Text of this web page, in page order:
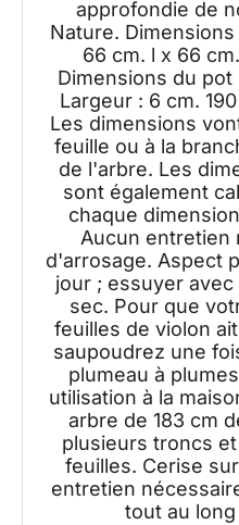
approfondie de
Nature.
66 cm. l x 66
Dimensions du pot
Largeur : 6 cm.
Les dimensions
feuille ou à la
de l'arbre. Les
sont également
chaque
Aucun entretien
d'arrosage. Aspect
jour ; essuyer
sec. Pour que
feuilles de violon
saupoudrez une
plumeau à
utilisation à la
arbre de 183 cm
plusieurs troncs
feuilles. Cerise
entretien
tout au